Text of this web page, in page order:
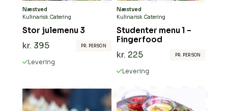
Næstved
Kulinarisk Catering
Stor julemenu 3
kr. 395 PR. PERSON
Levering
Næstved
Kulinarisk Catering
Studenter menu 1 –
Fingerfood
kr. 225 PR. PERSON
Levering